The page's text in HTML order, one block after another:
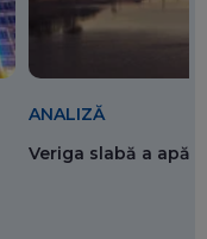
ANALIZĂ
Veriga slabă a